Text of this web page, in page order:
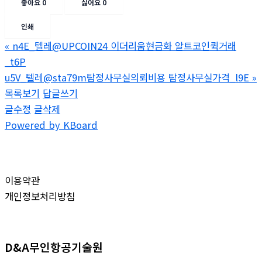
좋아요 0 싫어요 0
인쇄
« n4E_텔레@UPCOIN24 이더리움현금화 알트코인퀵거래
_t6P
u5V_텔레@sta79m탐정사무실의뢰비용 탐정사무실가격_l9E »
목록보기 답글쓰기
글수정 글삭제
Powered by KBoard
이용약관
개인정보처리방침
D&A무인항공기술원